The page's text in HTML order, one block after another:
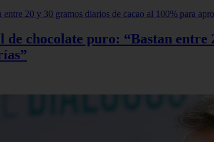
chocolate puro: “Bastan